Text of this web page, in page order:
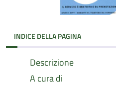
INDICE DELLA PAGINA
Descrizione
A cura di